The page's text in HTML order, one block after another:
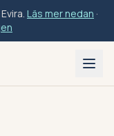
Läs mer nedan ·